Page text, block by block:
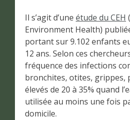
Il s’agit d’une étude du CEH
Environment Health)
portant sur 9.102 enfants
12 ans. Selon ces
fréquence des infections
bronchites, otites, grippes,
élevés de 20 à 35% quand
utilisée au moins une fois
domicile.